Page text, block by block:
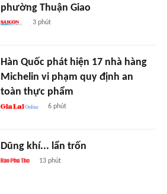
phường Thuận Giao
3 phút
Hàn Quốc phát hiện 17 nhà hàng
Michelin vi phạm quy định an
toàn thực phẩm
6 phút
Dũng khí... lẩn trốn
13 phút